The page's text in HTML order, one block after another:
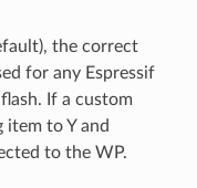
the correct
for any Espressif
If a custom
item to Y and
to the WP.